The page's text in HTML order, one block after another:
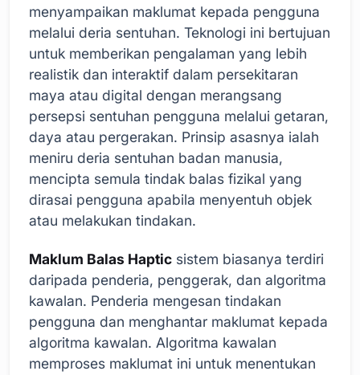
menyampaikan maklumat kepada pengguna
melalui deria sentuhan. Teknologi ini bertujuan
untuk memberikan pengalaman yang lebih
realistik dan interaktif dalam persekitaran
maya atau digital dengan merangsang
persepsi sentuhan pengguna melalui getaran,
daya atau pergerakan. Prinsip asasnya ialah
meniru deria sentuhan badan manusia,
mencipta semula tindak balas fizikal yang
dirasai pengguna apabila menyentuh objek
atau melakukan tindakan.
Maklum Balas Haptic sistem biasanya terdiri
daripada penderia, penggerak, dan algoritma
kawalan. Penderia mengesan tindakan
pengguna dan menghantar maklumat kepada
algoritma kawalan. Algoritma kawalan
memproses maklumat ini untuk menentukan